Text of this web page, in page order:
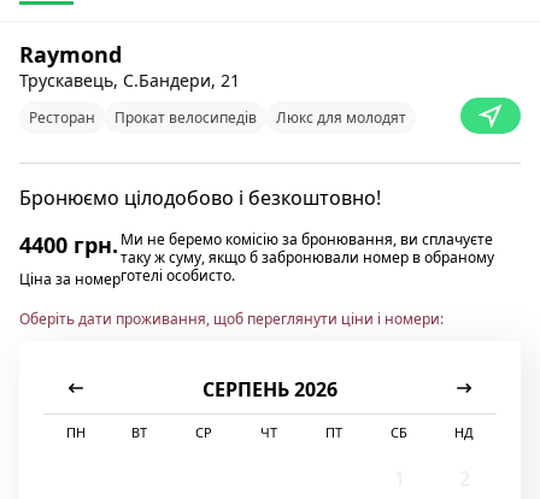
Raymond
Трускавець, C.Бандери, 21
Ресторан Прокат велосипедів Люкс для молодят
Бронюємо цілодобово і безкоштовно!
4400 грн.
Ціна за номер
Ми не беремо комісію за бронювання, ви сплачуєте
таку ж суму, якщо б забронювали номер в обраному
готелі особисто.
Оберіть дати проживання, щоб переглянути ціни і номери:
СЕРПЕНЬ 2026
ПН ВТ СР ЧТ ПТ СБ НД